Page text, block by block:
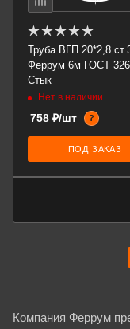
Труба ВГП 20*2,8
Феррум 6м ГОСТ
Стык
Нет в наличии
758 ₽/шт ?
ПОД ЗАКАЗ
Компания Феррум